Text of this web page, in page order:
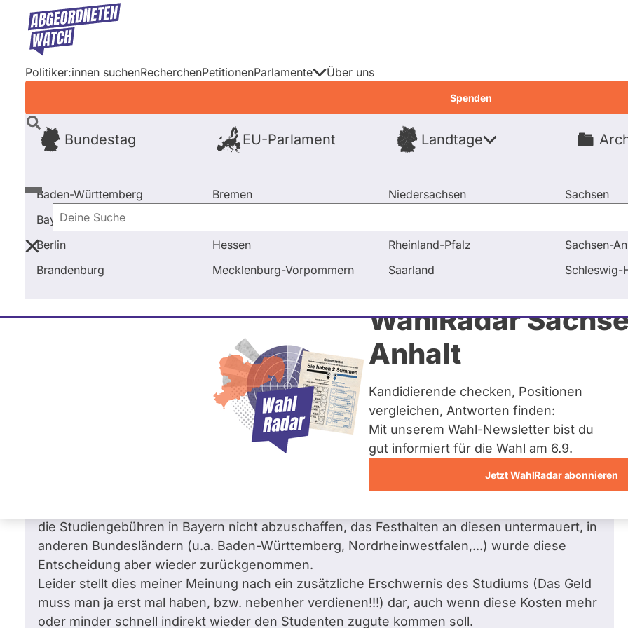
Direkt
Inhalt
Politiker:innen suchenRecherchenPetitionenParlamente
Bundestag EU-Parlament Landtage
Baden-Württemberg
Bayern
Berlin
Brandenburg
Bremen
Hessen
Mecklenburg-Vorpommern
Niedersachsen
Rheinland-Pfalz
Saarland
Sachsen
Sachsen-
Schleswig-
Über uns
Spenden
Deine
Suche
WahlRadar
Anhalt
Kandidierende checken, Positionen
vergleichen, Antworten finden:
Mit unserem Wahl-Newsletter bist du
gut informiert für die Wahl am 6.9.
Jetzt WahlRadar abonnieren
Startseite Frage stellen Ulrike Müller Fragen und Antworten Frage an Ulrike Müller bezüglich
Ulrike Müller
Fragen beantwortet
Zum
Timo S.bezüglich Wissenschaft, Forschung und
die Studiengebühren in Bayern nicht abzuschaffen, das Festhalten an diesen untermauert, in
anderen Bundesländern (u.a. Baden-Württemberg, Nordrheinwestfalen,...) wurde diese
Entscheidung aber wieder zurückgenommen.
Leider stellt dies meiner Meinung nach ein zusätzliche Erschwernis des Studiums (Das Geld
muss man ja erst mal haben, bzw. nebenher verdienen!!!) dar, auch wenn diese Kosten mehr
oder minder schnell indirekt wieder den Studenten zugute kommen soll.